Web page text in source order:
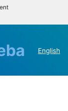
English